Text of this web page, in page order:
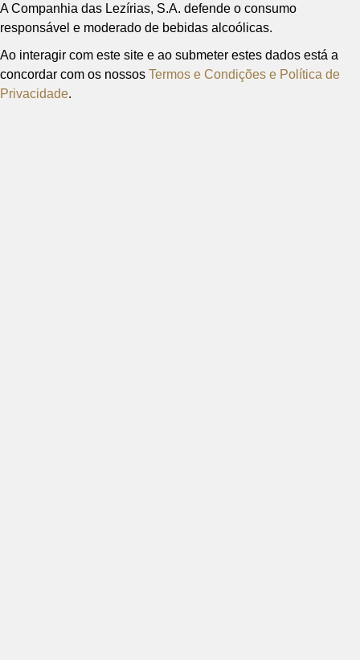
A Companhia das Lezírias, S.A. defende o consumo
responsável e moderado de bebidas alcoólicas.
Ao interagir com este site e ao submeter estes dados está a
concordar com os nossos Termos e Condições e Política de
Privacidade.